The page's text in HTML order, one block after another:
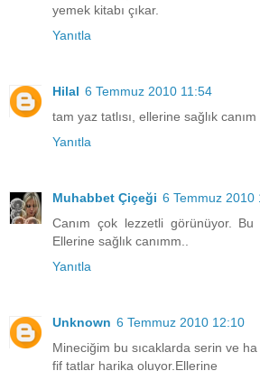
yemek kitabı çıkar.
Yanıtla
Hilal 6 Temmuz 2010 11:54
tam yaz tatlısı, ellerine sağlık
Yanıtla
Muhabbet Çiçeği 6 Temmuz 2010
Canım çok lezzetli görünüyor. Bu
Ellerine sağlık canımm..
Yanıtla
Unknown 6 Temmuz 2010 12:10
Mineciğim bu sıcaklarda serin ve ha
fif tatlar harika oluyor.Ellerine